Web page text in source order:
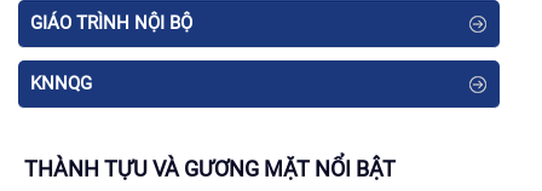
GIÁO TRÌNH NỘI BỘ
KNNQG
THÀNH TỰU VÀ GƯƠNG MẶT NỔI BẬT